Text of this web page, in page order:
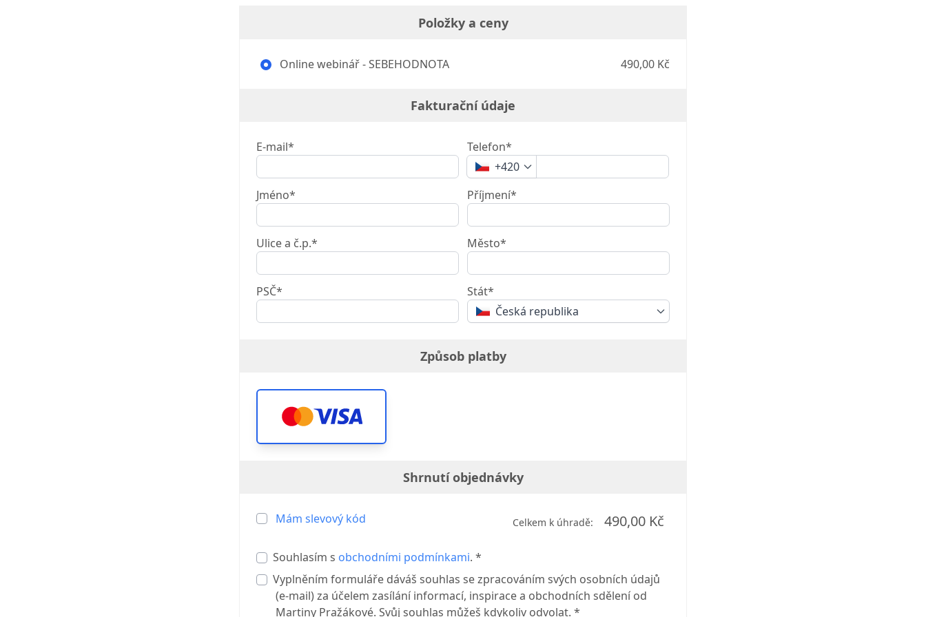
Položky a ceny
Online webinář - SEBEHODNOTA 490,00 Kč
Fakturační údaje
E-mail*
Telefon*
+420
Jméno*
Příjmení*
Ulice a č.p.* Město*
PSČ*
Stát*
Česká republika
Způsob platby
Shrnutí objednávky
Mám slevový kód Celkem k úhradě: 490,00 Kč
Souhlasím s obchodními podmínkami. *
Vyplněním formuláře dáváš souhlas se zpracováním svých osobních údajů
(e-mail) za účelem zasílání informací, inspirace a obchodních sdělení od
Martiny Pražákové. Svůj souhlas můžeš kdykoliv odvolat. *